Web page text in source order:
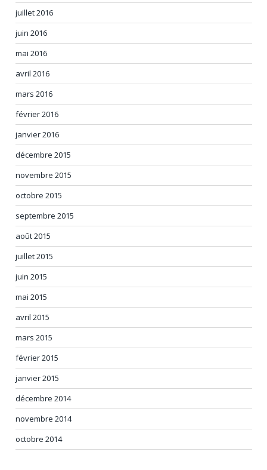
juillet 2016
juin 2016
mai 2016
avril 2016
mars 2016
février 2016
janvier 2016
décembre 2015
novembre 2015
octobre 2015
septembre 2015
août 2015
juillet 2015
juin 2015
mai 2015
avril 2015
mars 2015
février 2015
janvier 2015
décembre 2014
novembre 2014
octobre 2014